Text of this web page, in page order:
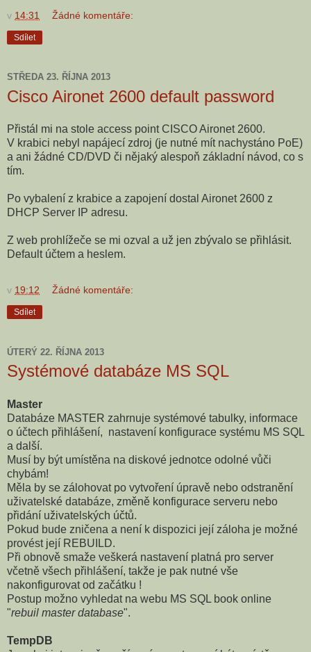
v 14:31 Žádné komentáře:
Sdílet
STŘEDA 23. ŘÍJNA 2013
Cisco Aironet 2600 default password
Přistál mi na stole access point CISCO Aironet 2600.
V krabici nebyl napájecí zdroj (je nutné mít nachystáno PoE)
a ani žádné CD/DVD či nějaký alespoň základní návod, co s
tím.
Po vybalení z krabice a zapojení dostal Aironet 2600 z
DHCP Server IP adresu.
Z web prohlížeče se mi ozval a už jen zbývalo se přihlásit.
Default účtem a heslem.
v 19:12 Žádné komentáře:
Sdílet
ÚTERÝ 22. ŘÍJNA 2013
Systémové databáze MS SQL
Master
Databáze MASTER zahrnuje systémové tabulky, informace
o účtech přihlášení, nastavení konfigurace systému MS SQL
a další.
Musí by být umístěna na diskové jednotce odolné vůči
chybám!
Měla by se zálohovat po vytvoření úpravě nebo odstranění
uživatelské databáze, změně konfigurace serveru nebo
přidání uživatelských účtů.
Pokud bude zničena a není k dispozici její záloha je možné
provést její REBUILD.
Při obnově smaže veškerá nastavení platná pro server
včetně všech přihlášení, takže je pak nutné vše
nakonfigurovat od začátku !
Postup možno vyhledat na webu MS SQL book online
"rebuil master database".
TempDB